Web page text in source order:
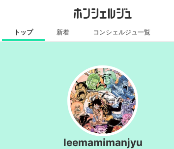
トップ 新着 コンシェルジュ一覧
leemamimanjyu